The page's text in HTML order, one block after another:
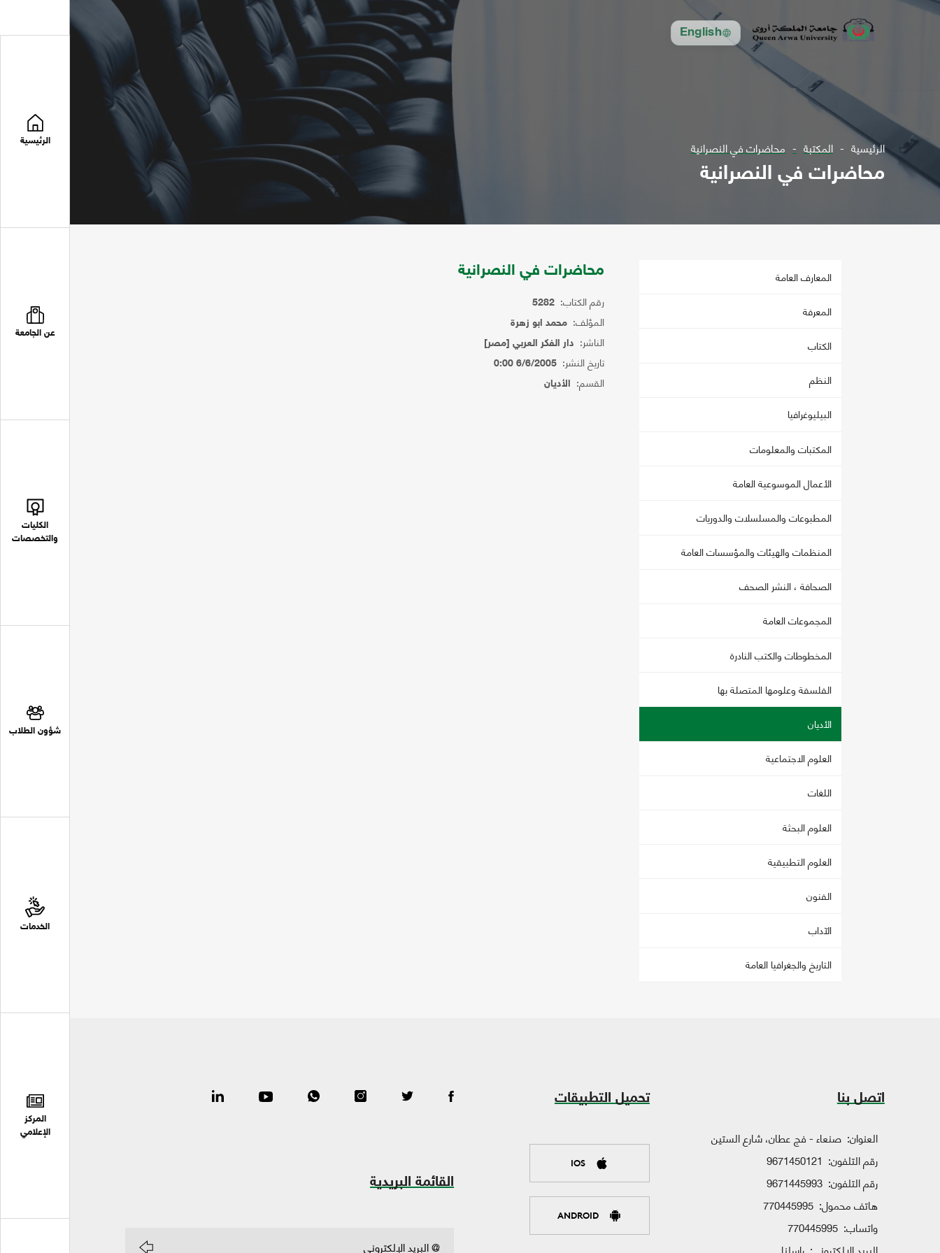
English
الرئيسية
عن الجامعة
الكليات
والتخصصات
شؤون الطلاب
الخدمات
المركز
الإعلامي
الرئيسية المكتبة محاضرات في النصرانية
محاضرات في النصرانية
المعارف العامة
المعرفة
الكتاب
النظم
البيليوغرافيا
المكتبات والمعلومات
الأعمال الموسوعية العامة
المطبوعات والمسلسلات والدوريات
المنظمات والهيئات والمؤسسات العامة
الصحافة ، النشر الصحف
المجموعات العامة
المخطوطات والكتب النادرة
الفلسفة وعلومها المتصلة بها
الأديان
العلوم الاجتماعية
اللغات
العلوم البحثة
العلوم التطبيقية
الفنون
الآداب
التاريخ والجغرافيا العامة
محاضرات في النصرانية
رقم الكتاب: 5282
المؤلف: محمد ابو زهرة
الناشر: دار الفكر العربي [مصر]
تاريخ النشر: 6/6/2005 0:00
القسم: الأديان
اتصل بنا
العنوان: صنعاء - فج عطان، شارع الستين
رقم التلفون: 9671450121
رقم التلفون: 9671445993
هاتف محمول: 770445995
واتساب: 770445995
تحميل التطبيقات
IOS
ANDROID
القائمة البريدية